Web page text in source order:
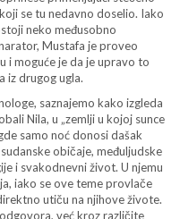
se tu nedavno doselio. Iako
neko međusobno
Mustafa je proveo
i moguće je da je upravo to
iz drugog ugla.
saznajemo kako izgleda
Nila, u „zemlji u kojoj sunce
samo noć donosi dašak
običaje, međuljudske
i svakodnevni život. U njemu
iako se ove teme provlače
utiču na njihove živote.
već kroz različite